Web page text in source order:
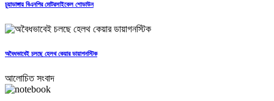
চুয়াডাঙ্গায় বিএনপির মোটরসাইকেল শোডাউন
অবৈধভাবেই চলছে হেলথ কেয়ার ডায়াগনস্টিক
আলোচিত সংবাদ